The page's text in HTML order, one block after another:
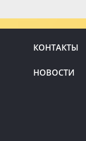
КОНТАКТЫ
НОВОСТИ